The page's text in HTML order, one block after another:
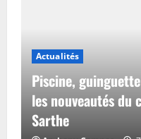
Actualités
Piscine,
les nouveautés du
Sarthe